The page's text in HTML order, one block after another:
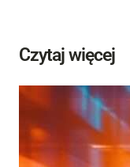
Czytaj więcej